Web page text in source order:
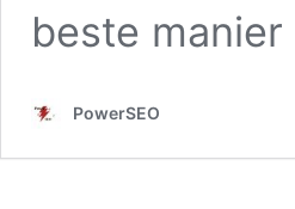
beste
PowerSEO